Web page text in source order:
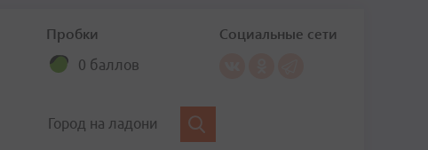
Пробки
0 баллов
Социальные сети
Город на ладони